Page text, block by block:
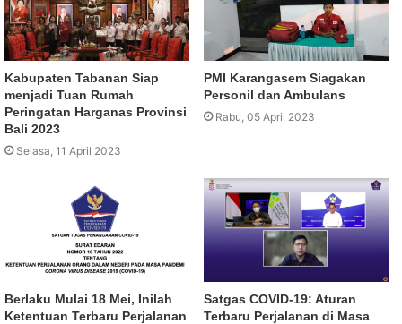
Kabupaten Tabanan Siap
menjadi Tuan Rumah
Peringatan Harganas Provinsi
Bali 2023
Selasa, 11 April 2023
PMI Karangasem Siagakan
Personil dan Ambulans
Rabu, 05 April 2023
Berlaku Mulai 18 Mei, Inilah
Ketentuan Terbaru Perjalanan
Satgas COVID-19: Aturan
Terbaru Perjalanan di Masa